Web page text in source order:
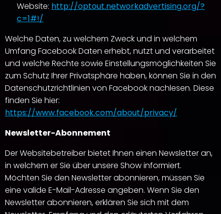
Website: http://optout.networkadvertising.org/?
c=1#!/
Welche Daten, zu welchem Zweck und in welchem
Umfang Facebook Daten erhebt, nutzt und verarbeitet
und welche Rechte sowie Einstellungsmöglichkeiten Sie
zum Schutz Ihrer Privatsphäre haben, können Sie in den
Datenschutzrichtlinien von Facebook nachlesen. Diese
finden Sie hier:
https://www.facebook.com/about/privacy/
Newsletter-Abonnement
Der Websitebetreiber bietet Ihnen einen Newsletter an,
in welchem er Sie über unsere Show informiert.
Möchten Sie den Newsletter abonnieren, müssen Sie
eine valide E-Mail-Adresse angeben. Wenn Sie den
Newsletter abonnieren, erklären Sie sich mit dem